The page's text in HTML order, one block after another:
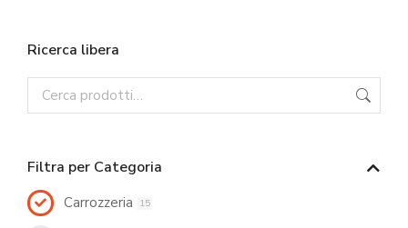
Ricerca libera
Filtra per Categoria
Carrozzeria 15